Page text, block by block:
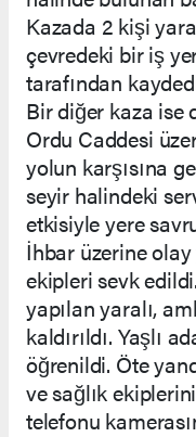
Kazada 2 kişi
çevredeki bir iş
tarafından
Bir diğer kaza ise
Ordu Caddesi
yolun karşısına
seyir halindeki
etkisiyle yere
İhbar üzerine
ekipleri sevk
yapılan yaralı,
kaldırıldı. Yaşlı
öğrenildi. Öte
ve sağlık
telefonu